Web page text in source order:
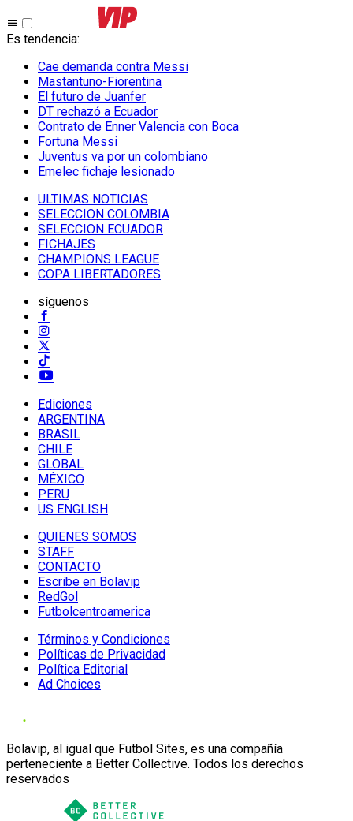
Es tendencia:
Cae demanda contra Messi
Mastantuno-Fiorentina
El futuro de Juanfer
DT rechazó a Ecuador
Contrato de Enner Valencia con Boca
Fortuna Messi
Juventus va por un colombiano
Emelec fichaje lesionado
ULTIMAS NOTICIAS
SELECCION COLOMBIA
SELECCION ECUADOR
FICHAJES
CHAMPIONS LEAGUE
COPA LIBERTADORES
síguenos
Ediciones
ARGENTINA
BRASIL
CHILE
GLOBAL
MÉXICO
PERU
US ENGLISH
QUIENES SOMOS
STAFF
CONTACTO
Escribe en Bolavip
RedGol
Futbolcentroamerica
Términos y Condiciones
Políticas de Privacidad
Política Editorial
Ad Choices
Bolavip, al igual que Futbol Sites, es una compañía
perteneciente a Better Collective. Todos los derechos
reservados